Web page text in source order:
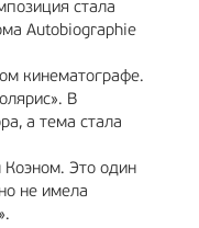
стала
Autobiographie
кинематографе.
В
а тема стала
Коэном. Это один
не имела